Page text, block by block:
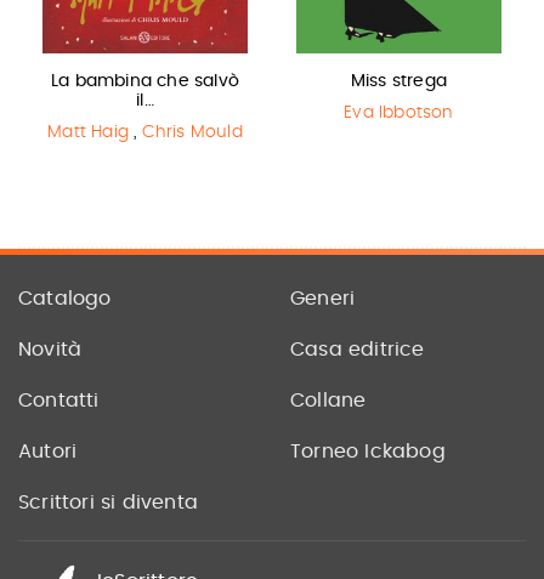
La bambina che salvò
il…
Matt Haig , Chris Mould
Miss strega
Eva Ibbotson
Catalogo Generi
Novità Casa editrice
Contatti Collane
Autori Torneo Ickabog
Scrittori si diventa